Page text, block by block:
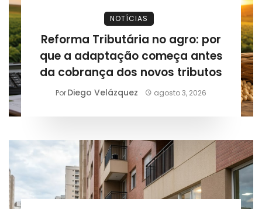
NOTÍCIAS
Reforma Tributária no agro: por
que a adaptação começa antes
da cobrança dos novos tributos
PorDiego Velázquez agosto 3, 2026